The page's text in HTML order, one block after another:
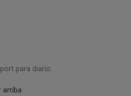
para diario.
arriba